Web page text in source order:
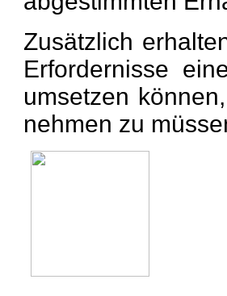
Zusätzlich
Erfordernisse
umsetzen
nehmen zu